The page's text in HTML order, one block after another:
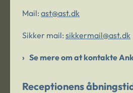
Mail: ast@ast.dk
Sikker mail: sikkermail@ast.dk
Se mere om at kontakte
Receptionens